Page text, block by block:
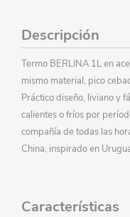
Descripción
Termo BERLINA 1L en
mismo material, pico
Práctico diseño, liviano y
calientes o fríos por
compañía de todas las
China, inspirado en
Características